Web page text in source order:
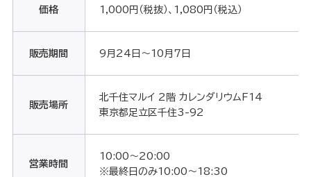
価格 1,000円（税抜）、1,080円（税込）
販売期間 9月24日～10月7日
販売場所
北千住マルイ 2階 カレンダリウムF14
東京都足立区千住3-92
営業時間
10:00～20:00
※最終日のみ10:00〜18:30